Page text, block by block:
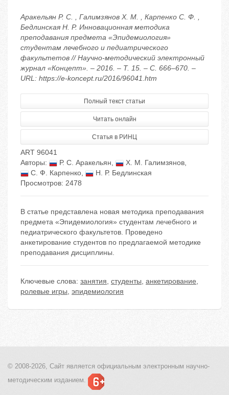
Аракельян Р. С. , Галимзянов Х. М. , Карпенко С. Ф. ,
Бедлинская Н. Р. Инновационная методика
преподавания предмета «Эпидемиология»
студентам лечебного и педиатрического
факультетов // Научно-методический электронный
журнал «Концепт». – 2016. – Т. 15. – С. 666–670. –
URL: https://e-koncept.ru/2016/96041.htm
Полный текст статьи
Читать онлайн
Статья в РИНЦ
ART 96041
Авторы:
Р. С. Аракельян, Х. М. Галимзянов,
С. Ф. Карпенко,
Н. Р. Бедлинская
Просмотров: 2478
В статье представлена новая методика преподавания
предмета «Эпидемиология» студентам лечебного и
педиатрического факультетов. Проведено
анкетирование студентов по предлагаемой методике
преподавания дисциплины.
Ключевые слова: занятия, студенты, анкетирование,
ролевые игры, эпидемиология
© 2008-2026, Сайт является официальным электронным научно-
методическим изданием.